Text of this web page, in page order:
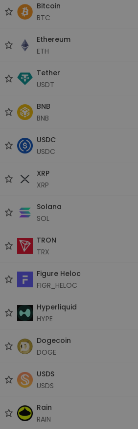
Bitcoin
BTC
Ethereum
ETH
Tether
USDT
BNB
BNB
USDC
USDC
XRP
XRP
Solana
SOL
TRON
TRX
Figure Heloc
FIGR_HELOC
Hyperliquid
HYPE
Dogecoin
DOGE
USDS
USDS
Rain
RAIN